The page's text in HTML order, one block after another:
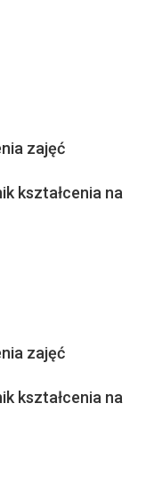
zajęć
kształcenia na
zajęć
kształcenia na